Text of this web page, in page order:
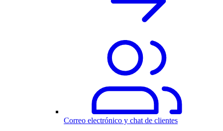
Correo electrónico y chat de clientes